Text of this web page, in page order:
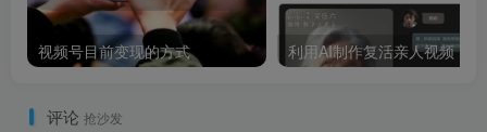
视频号目前变现的方式
评论 抢沙发